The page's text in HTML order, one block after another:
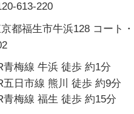
613-220
都福生市牛浜128 コート
青梅線 牛浜 徒歩 約1分
五日市線 熊川 徒歩 約9分
青梅線 福生 徒歩 約15分